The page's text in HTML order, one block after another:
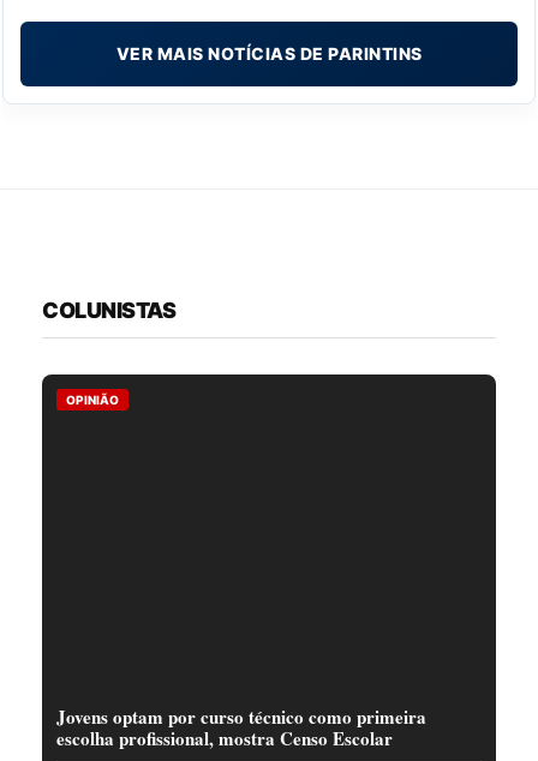
VER MAIS NOTÍCIAS DE PARINTINS
COLUNISTAS
OPINIÃO
Jovens optam por curso técnico como primeira
escolha profissional, mostra Censo Escolar